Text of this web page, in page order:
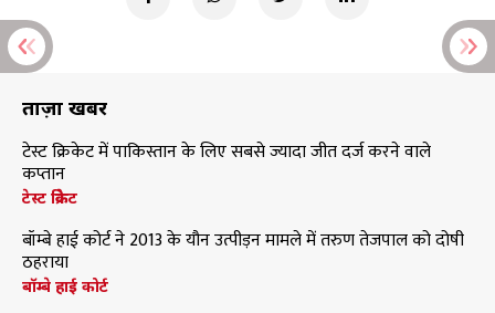
ताज़ा खबरें
टेस्ट क्रिकेट में पाकिस्तान के लिए सबसे ज्यादा जीत दर्ज करने वाले
कप्तान
टेस्ट क्रिकेट
बॉम्बे हाई कोर्ट ने 2013 के यौन उत्पीड़न मामले में तरुण तेजपाल को दोषी
ठहराया
बॉम्बे हाई कोर्ट